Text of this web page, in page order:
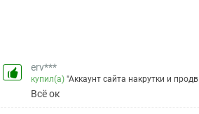
erv***
купил(а)"Аккаунт сайта накрутки и
Всё ок